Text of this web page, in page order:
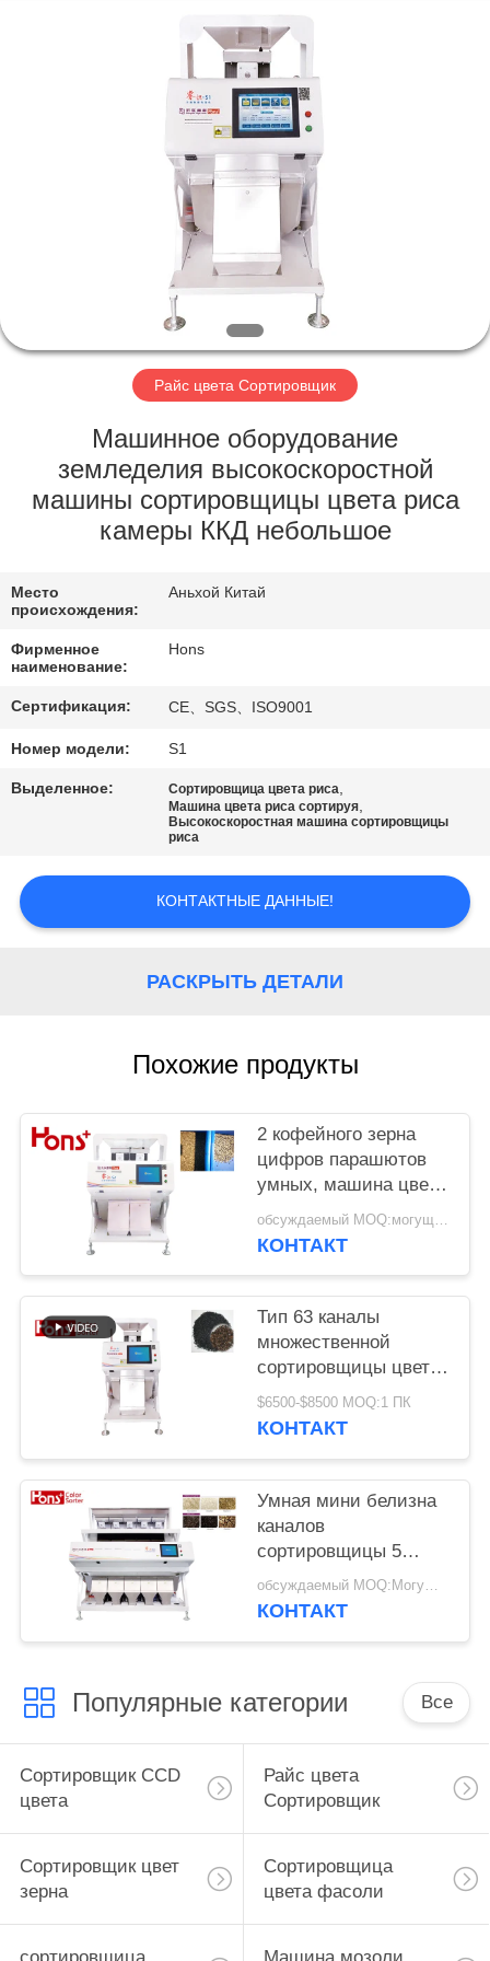
ПРОДУКТЫ
ПУТЕШЕСТВИЕ
ФАБРИКИ
ПРОВЕРКА
КАЧЕСТВА
МЫ
СПРОСИТЕ
ЦИТАТУ
КАРТА
PRIVACY
POLICY
Райс цвета Сортировщик
Машинное оборудование
земледелия высокоскоростной
машины сортировщицы цвета риса
камеры ККД небольшое
Место
происхождения:
Аньхой Китай
Фирменное
наименование:
Hons
Сертификация: CE、SGS、ISO9001
Номер модели: S1
Выделенное: Сортировщица цвета риса,
Машина цвета риса сортируя,
Высокоскоростная машина сортировщицы
риса
КОНТАКТНЫЕ ДАННЫЕ!
РАСКРЫТЬ ДЕТАЛИ
Похожие продукты
2 кофейного зерна
цифров парашютов
умных, машина цвета
арахиса сортируя
обсуждаемый MOQ:могущий быть предметом переговоров
КОНТАКТ
Тип 63 каналы
множественной
сортировщицы цвета
сезама CCD 5400
пикселов функции
$6500-$8500 MOQ:1 ПК
КОНТАКТ
Умная мини белизна
каналов
сортировщицы 5
цвета риса
обсуждаемый MOQ:Могущий быть предметом переговоров
КОНТАКТ
Популярные категории Все
Сортировщик CCD
цвета
Райс цвета
Сортировщик
Сортировщик цвет
зерна
Сортировщица
цвета фасоли